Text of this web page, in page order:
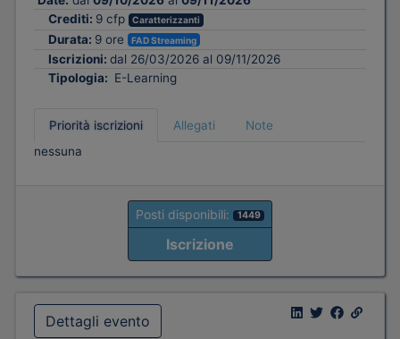
Crediti: 9 cfp Caratterizzanti
Durata: 9 ore FAD Streaming
Iscrizioni: dal 26/03/2026 al 09/11/2026
Tipologia: E-Learning
Priorità iscrizioni Allegati
Note
nessuna
Posti disponibili: 1449
Iscrizione
Dettagli evento